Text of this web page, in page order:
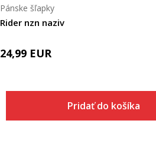
Rider nzn naziv
Pánske šľapky
24,99 EUR
Pridať do košíka